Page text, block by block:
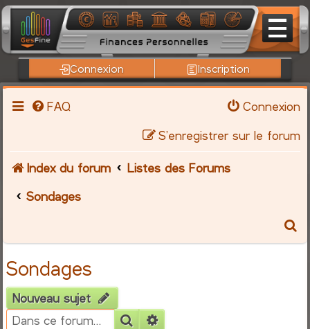
Connexion Inscription
FAQ
Connexion
S’enregistrer sur le forum
Index du forum
Listes des Forums
Sondages
Sondages
Nouveau sujet
Rechercher